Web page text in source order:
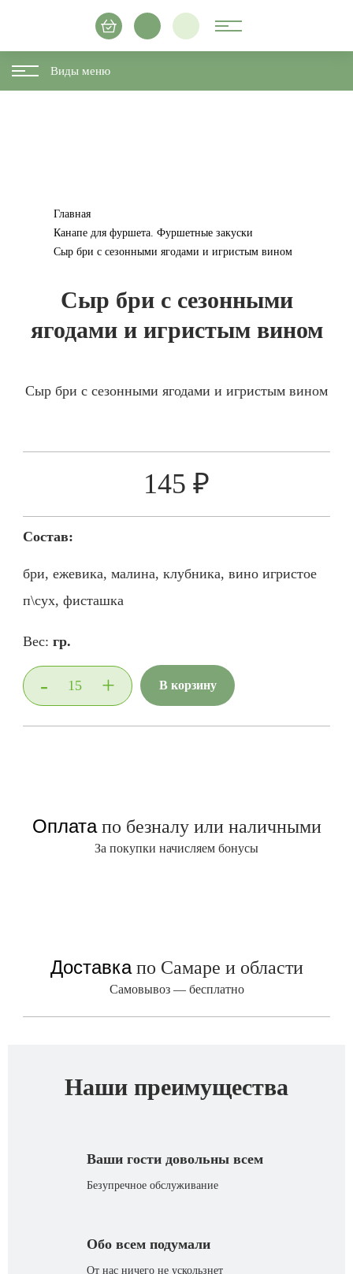
Виды меню
Главная
Канапе для фуршета. Фуршетные закуски
Сыр бри с сезонными ягодами и игристым вином
Сыр бри с сезонными
ягодами и игристым вином
Сыр бри с сезонными ягодами и игристым вином
145 ₽
Состав:
бри, ежевика, малина, клубника, вино игристое
п\сух, фисташка
Вес:гр.
- + В корзину
Оплатапо безналу или наличными
За покупки начисляем бонусы
Доставкапо Самаре и области
Самовывоз — бесплатно
Наши преимущества
Ваши гости довольны всем
Безупречное обслуживание
Обо всем подумали
От нас ничего не ускользнет